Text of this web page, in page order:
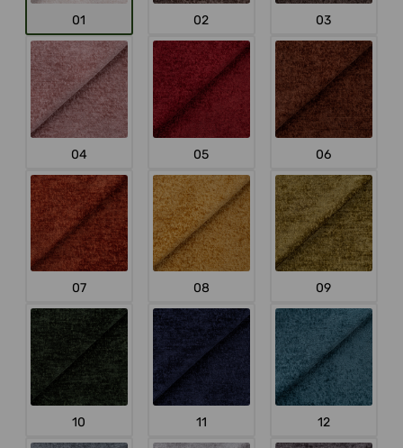
01 02 03
04 05 06
07 08 09
10 11 12